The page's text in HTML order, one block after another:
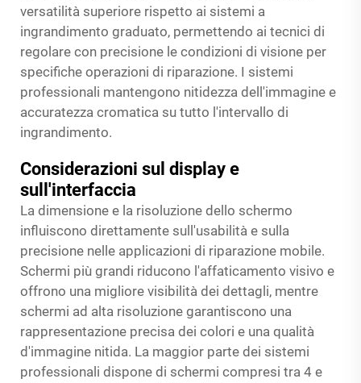
versatilità superiore rispetto ai sistemi a
ingrandimento graduato, permettendo ai tecnici di
regolare con precisione le condizioni di visione per
specifiche operazioni di riparazione. I sistemi
professionali mantengono nitidezza dell'immagine e
accuratezza cromatica su tutto l'intervallo di
ingrandimento.
Considerazioni sul display e
sull'interfaccia
La dimensione e la risoluzione dello schermo
influiscono direttamente sull'usabilità e sulla
precisione nelle applicazioni di riparazione mobile.
Schermi più grandi riducono l'affaticamento visivo e
offrono una migliore visibilità dei dettagli, mentre
schermi ad alta risoluzione garantiscono una
rappresentazione precisa dei colori e una qualità
d'immagine nitida. La maggior parte dei sistemi
professionali dispone di schermi compresi tra 4 e